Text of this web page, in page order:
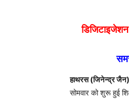
हाथरस (जिनेन्द्र
सोमवार को शुरू हुई